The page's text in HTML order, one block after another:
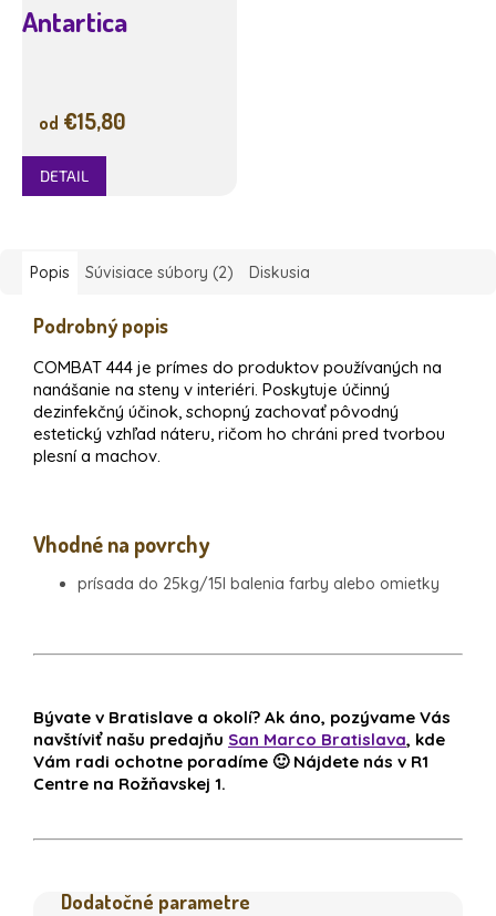
Antartica
od €15,80
DETAIL
Popis Súvisiace súbory (2) Diskusia
Podrobný popis
COMBAT 444 je prímes do produktov používaných na
nanášanie na steny v interiéri. Poskytuje účinný
dezinfekčný účinok, schopný zachovať pôvodný
estetický vzhľad náteru, ričom ho chráni pred tvorbou
plesní a machov.
Vhodné na povrchy
prísada do 25kg/15l balenia farby alebo omietky
Bývate v Bratislave a okolí? Ak áno, pozývame Vás
navštíviť našu predajňu San Marco Bratislava, kde
Vám radi ochotne poradíme 🙂 Nájdete nás v R1
Centre na Rožňavskej 1.
Dodatočné parametre